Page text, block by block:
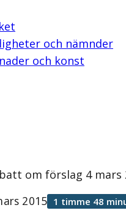
och nämnder
och konst
om förslag 4 mars
2015 1 timme 48